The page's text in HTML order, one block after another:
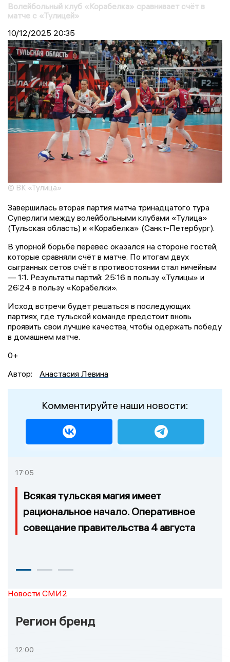
Волейбольный клуб «Корабелка» сравнивает счёт в
матче с «Тулицей»
10/12/2025 20:35
© ВК «Тулица»
Завершилась вторая партия матча тринадцатого тура
Суперлиги между волейбольными клубами «Тулица»
(Тульская область) и «Корабелка» (Санкт-Петербург).
В упорной борьбе перевес оказался на стороне гостей,
которые сравняли счёт в матче. По итогам двух
сыгранных сетов счёт в противостоянии стал ничейным
— 1:1. Результаты партий: 25:16 в пользу «Тулицы» и
26:24 в пользу «Корабелки».
Исход встречи будет решаться в последующих
партиях, где тульской команде предстоит вновь
проявить свои лучшие качества, чтобы одержать победу
в домашнем матче.
0+
Автор:
Анастасия Левина
Комментируйте наши новости:
17:05
Всякая тульская магия имеет
рациональное начало. Оперативное
совещание правительства 4 августа
Новости СМИ2
Регион бренд
12:00